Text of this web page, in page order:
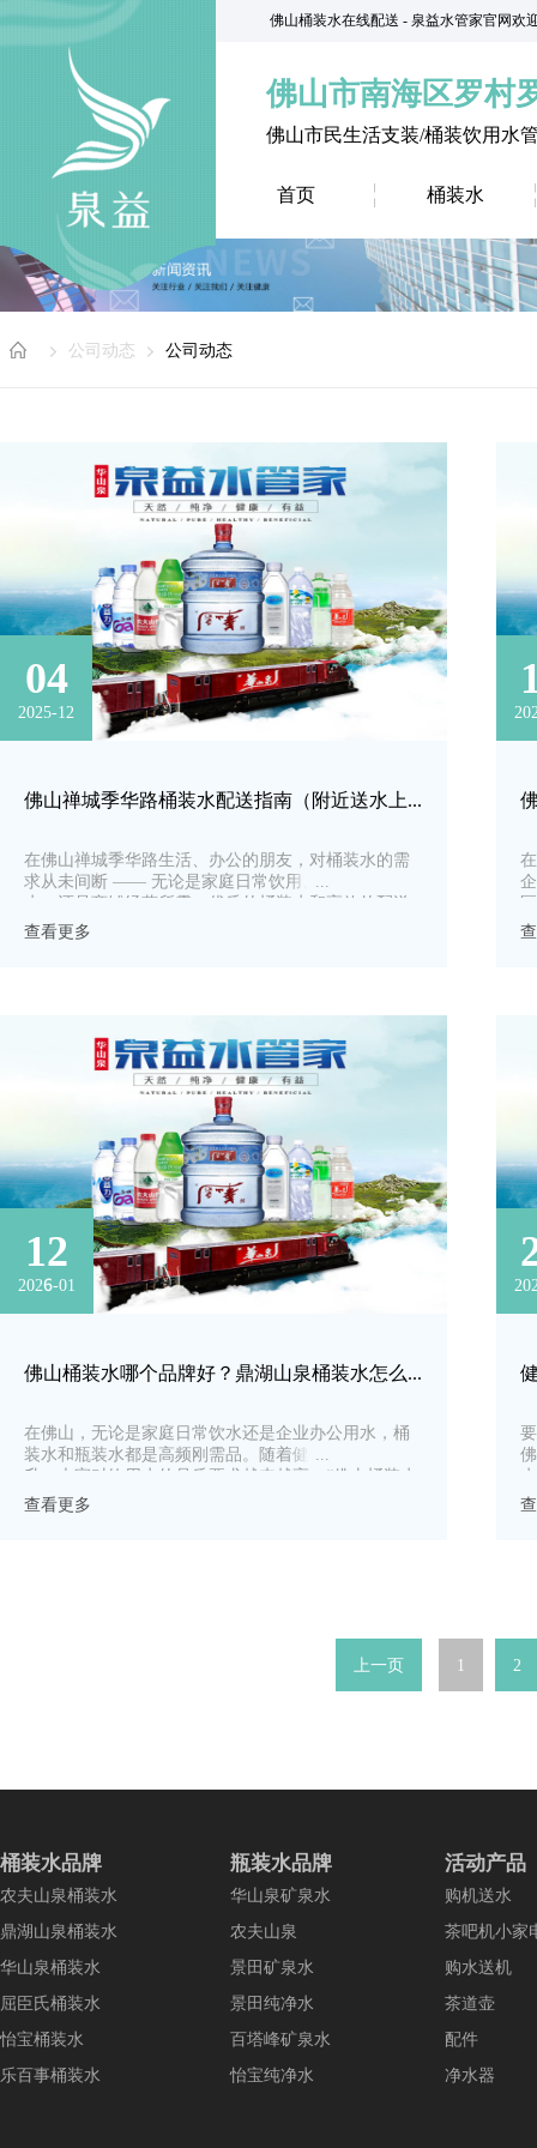
佛山桶装水在线配送 - 泉益水管家官网欢
佛山市南海区罗村
佛山市民生活支装/桶装饮用水
首页 桶装水
公司动态 公司动态
04
2025-12
佛山禅城季华路桶装水配送指南（附近送水上门电话）
在佛山禅城季华路生活、办公的朋友，对桶装水的需
求从未间断 —— 无论是家庭日常饮用、企业办公供
水，还是商铺经营所需，优质的桶装水和高效的配送
服务都是刚需。
查看更多
12
2026-01
佛山桶装水哪个品牌好？鼎湖山泉桶装水怎么样？
​在佛山，无论是家庭日常饮水还是企业办公用水，桶
装水和瓶装水都是高频刚需品。随着健康意识的提
升，大家对饮用水的品质要求越来越高，“佛山桶装水
哪个品牌好”“鼎湖山泉桶装水怎么样”也成为了本地用
查看更多
上一页 1 2
桶装水品牌
农夫山泉桶装水
鼎湖山泉桶装水
华山泉桶装水
屈臣氏桶装水
怡宝桶装水
乐百事桶装水
瓶装水品牌
华山泉矿泉水
农夫山泉
景田矿泉水
景田纯净水
百塔峰矿泉水
怡宝纯净水
活动产品
购机送水
茶吧机小家
购水送机
茶道壶
配件
净水器